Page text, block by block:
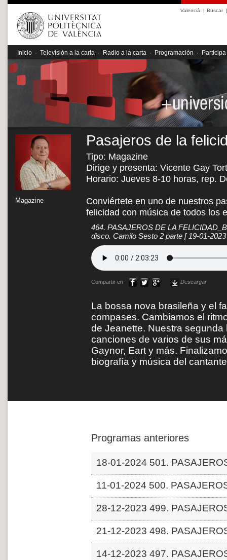
Valencià | Buscar|
Inicio · Televisión a la carta · Radio a la carta · Programación · Participa
Magazine
Pasajeros de la
Tipo: Magazine
Dirige y presenta: Vicente Gay
Horario: Jueves 8-10 horas, rep.
Conviértete en uno de nuestros
felicidad con música de todos los
464. PASAJEROS DE LA
disco. Camilo Sesto 2 parte [ 19-01-
Compartir en Descargar
La bossa nova brasileña y el
compases. Cambiamos el
de Jeanette. Nuestra
canciones de varios de sus
Gaynor, Eart y más.
biografía y música del
Programas anteriores
18-01-2024 501.
11-01-2024 500.
28-12-2023 499.
21-12-2023 498.
14-12-2023 497.